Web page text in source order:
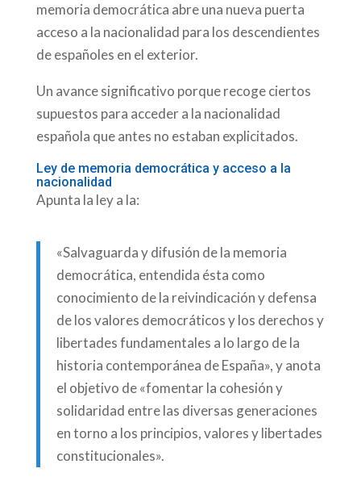
memoria democrática abre una nueva puerta
acceso a la nacionalidad para los descendientes
de españoles en el exterior.
Un avance significativo porque recoge ciertos
supuestos para acceder a la nacionalidad
española que antes no estaban explicitados.
Ley de memoria democrática y acceso a la
nacionalidad
Apunta la ley a la:
«Salvaguarda y difusión de la memoria
democrática, entendida ésta como
conocimiento de la reivindicación y defensa
de los valores democráticos y los derechos y
libertades fundamentales a lo largo de la
historia contemporánea de España», y anota
el objetivo de «fomentar la cohesión y
solidaridad entre las diversas generaciones
en torno a los principios, valores y libertades
constitucionales».